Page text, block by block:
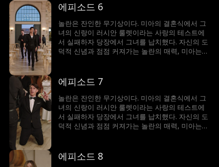
에피소드 6
놀란은 잔인한 무기상이다. 미아의 결혼식에서 그
녀의 신랑이 러시안 룰렛이라는 사랑의 테스트에
서 실패하자 당장에서 그녀를 납치했다. 자신의 도
덕적 신념과 점점 커져가는 놀란의 매력, 미아는
에피소드 7
놀란은 잔인한 무기상이다. 미아의 결혼식에서 그
녀의 신랑이 러시안 룰렛이라는 사랑의 테스트에
서 실패하자 당장에서 그녀를 납치했다. 자신의 도
덕적 신념과 점점 커져가는 놀란의 매력, 미아는
에피소드 8